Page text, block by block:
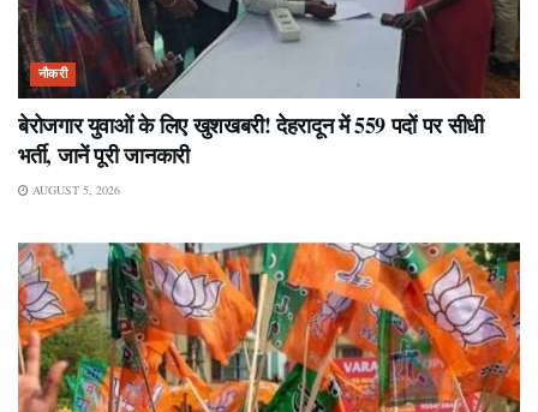
नौकरी
बेरोजगार युवाओं के लिए खुशखबरी! देहरादून में 559 पदों पर सीधी
भर्ती, जानें पूरी जानकारी
AUGUST 5, 2026